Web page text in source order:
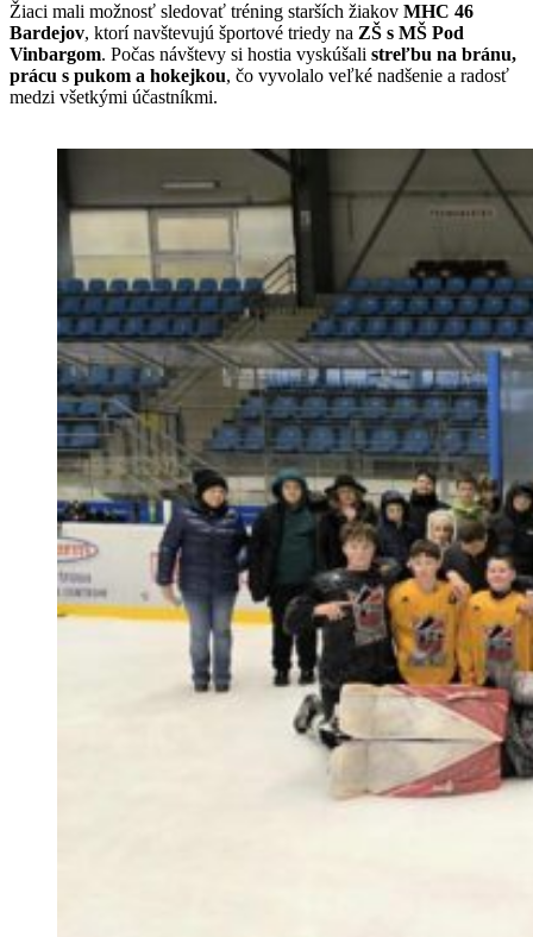
Žiaci mali možnosť sledovať tréning starších žiakov MHC 46
Bardejov, ktorí navštevujú športové triedy na ZŠ s MŠ Pod
Vinbargom. Počas návštevy si hostia vyskúšali streľbu na bránu,
prácu s pukom a hokejkou, čo vyvolalo veľké nadšenie a radosť
medzi všetkými účastníkmi.